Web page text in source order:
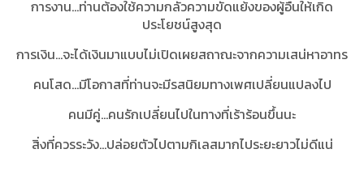
การงาน...ท่านต้องใช้ความกลัวความขัดแย้งของผู้อื่นให้เกิด
ประโยชน์สูงสุด
การเงิน...จะได้เงินมาแบบไม่เปิดเผยสถาณะจากความเสน่หาอาทร
คนโสด...มีโอกาสที่ท่านจะมีรสนิยมทางเพศเปลี่ยนแปลงไป
คนมีคู่...คนรักเปลี่ยนไปในทางที่เร้าร้อนขึ้นนะ
สิ่งที่ควรระวัง...ปล่อยตัวไปตามกิเลสมากไประยะยาวไม่ดีแน่